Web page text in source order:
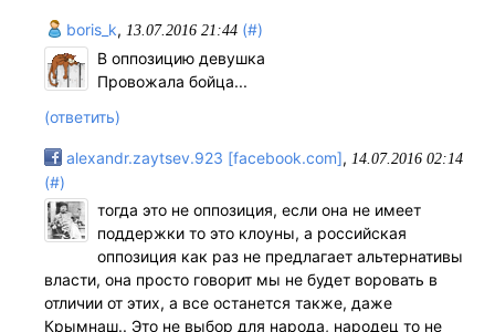
boris_k, 13.07.2016 21:44 (#)
В оппозицию девушка
Провожала бойца...
(ответить)
alexandr.zaytsev.923 [facebook.com], 14.07.2016 02:14
(#)
тогда это не оппозиция, если она не имеет
поддержки то это клоуны, а российская
оппозиция как раз не предлагает альтернативы
власти, она просто говорит мы не будет воровать в
отличии от этих, а все останется также, даже
Крымнаш.. Это не выбор для народа, народец то не